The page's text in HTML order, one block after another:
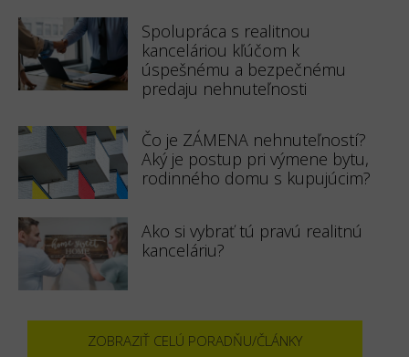
Spolupráca s realitnou
kanceláriou kľúčom k
úspešnému a bezpečnému
predaju nehnuteľnosti
Čo je ZÁMENA nehnuteľností?
Aký je postup pri výmene bytu,
rodinného domu s kupujúcim?
Ako si vybrať tú pravú realitnú
kanceláriu?
ZOBRAZIŤ CELÚ PORADŇU/ČLÁNKY